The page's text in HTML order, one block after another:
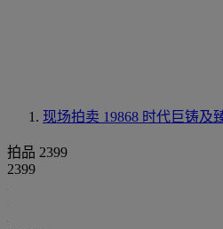
现场拍卖 19868 时代巨铸及
拍品 2399
2399